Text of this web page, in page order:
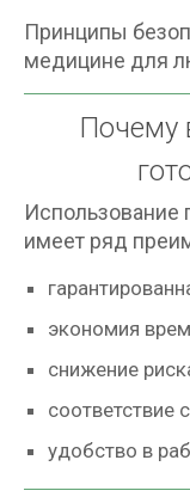
Принципы
медицине для
Почему
Использование
имеет ряд
экономия
снижение
соответствие
удобство в